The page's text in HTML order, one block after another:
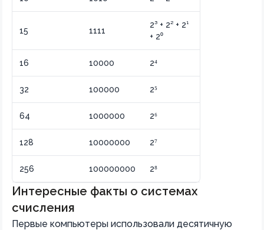
15 1111
2³ + 2² + 2¹
+ 2⁰
16 10000 2⁴
32 100000 2⁵
64 1000000 2⁶
128 10000000 2⁷
256 100000000 2⁸
Интересные факты о системах
счисления
Первые компьютеры использовали десятичную